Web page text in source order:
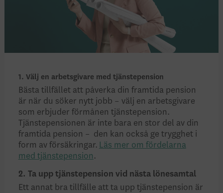
1. Välj en arbetsgivare med tjänstepension
Bästa tillfället att påverka din framtida pension
är när du söker nytt jobb – välj en arbetsgivare
som erbjuder förmånen tjänstepension.
Tjänstepensionen är inte bara en stor del av din
framtida pension – den kan också ge trygghet i
form av försäkringar. Läs mer om fördelarna
med tjänstepension .
2. Ta upp tjänstepension vid nästa lönesamtal
Ett annat bra tillfälle att ta upp tjänstepension är